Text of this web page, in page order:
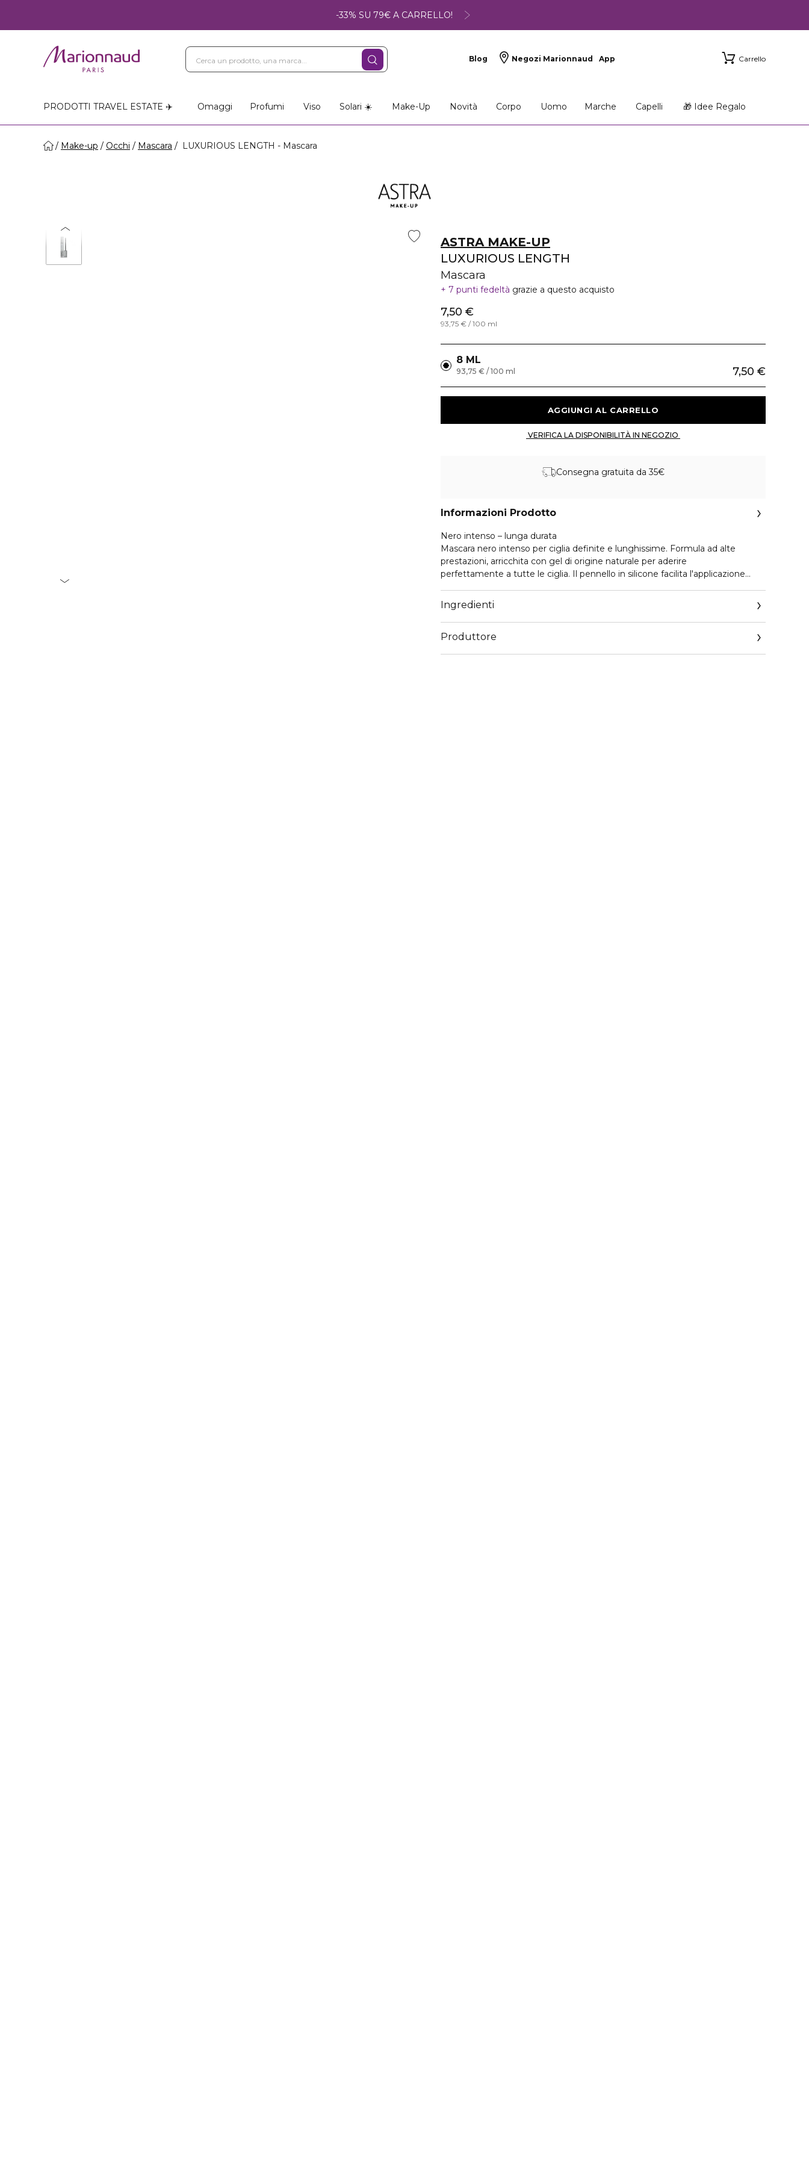
-33% SU 79€ A CARRELLO!
Blog Negozi Marionnaud App Carrello
PRODOTTI TRAVEL ESTATE ✈️ Omaggi Profumi Viso Solari ☀️ Make-Up Novità Corpo Uomo Marche Capelli 🎁 Idee Regalo
Make-up Occhi Mascara LUXURIOUS LENGTH - Mascara
ASTRA MAKE-UP
LUXURIOUS LENGTH
Mascara
7 punti fedeltà grazie a questo acquisto
7,50 €
93,75 € / 100 ml
8 ML
7,50 €
93,75 € / 100 ml
Consegna gratuita da 35€
Informazioni Prodotto
Nero intenso – lunga durata
Mascara nero intenso per ciglia definite e lunghissime. Formula ad alte
prestazioni, arricchita con gel di origine naturale per aderire
perfettamente a tutte le ciglia. Il pennello in silicone facilita l'applicazione
Il tutto è racchiuso in un lussuoso contenitore color argento.
Ingredienti
Produttore